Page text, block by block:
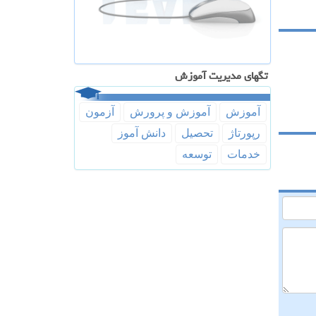
تگهای مدیریت آموزش
آموزش آموزش و پرورش
آزمون
رپورتاژ
تحصیل
دانش آموز
خدمات
توسعه